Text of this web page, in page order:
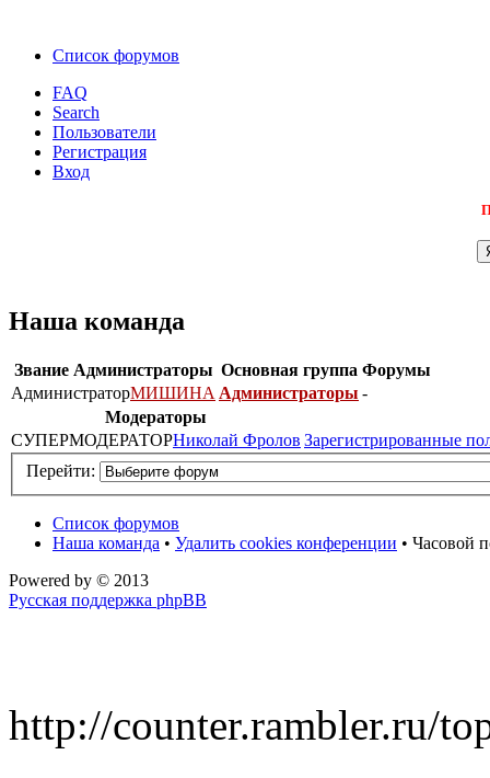
Список форумов
FAQ
Search
Пользователи
Регистрация
Вход
Наша команда
Звание Администраторы Основная группа Форумы
АдминистраторМИШИНА Администраторы -
Модераторы
СУПЕРМОДЕРАТОРНиколай Фролов Зарегистрированные
Перейти:
Список форумов
Наша команда • Удалить cookies конференции • Часовой
Powered by © 2013
Русская поддержка phpBB
http://counter.rambler.ru/